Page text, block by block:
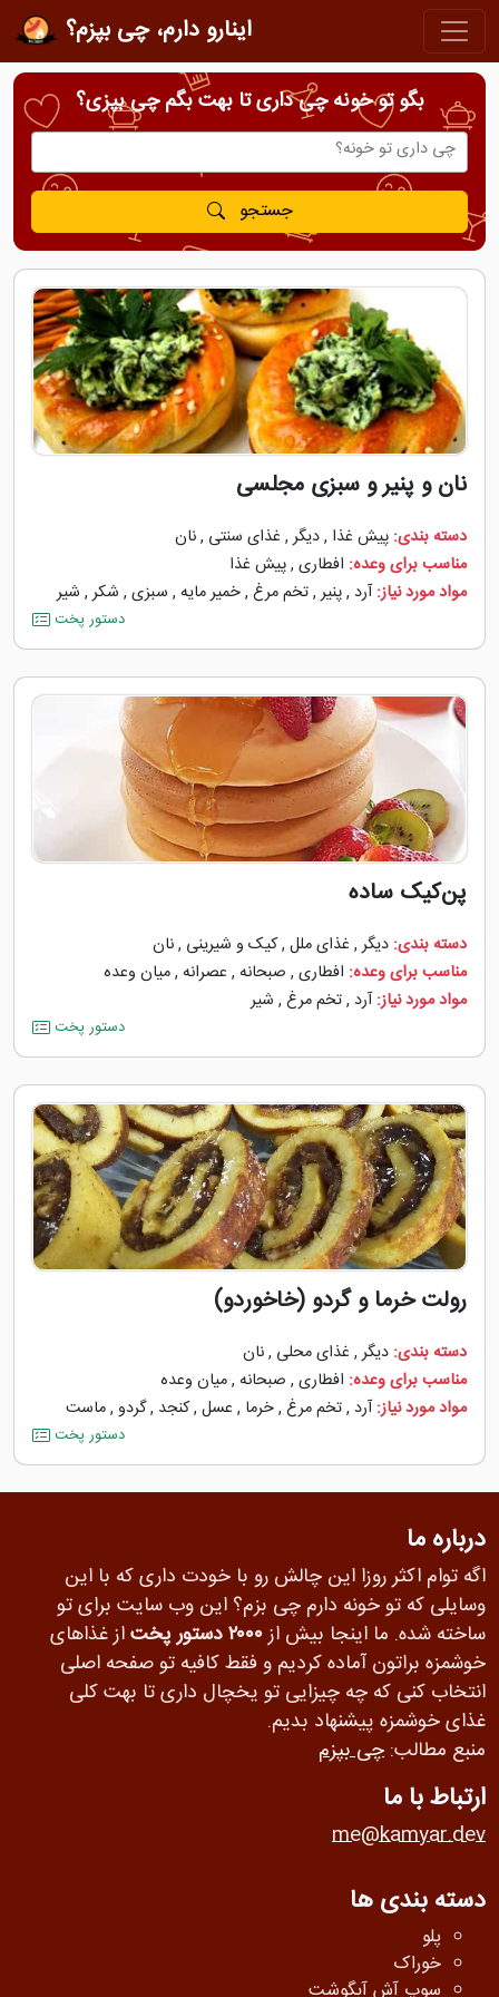
اینارو دارم، چی بپزم؟
بگو تو خونه چی داری تا بهت بگم چی بپزی؟
جستجو
نان و پنیر و سبزی مجلسی
دسته بندی: پیش غذا ,دیگر, غذای سنتی ,نان
مناسب برای وعده: افطاری ,پیش غذا
مواد مورد نیاز: آرد ,پنیر,تخم مرغ ,خمیر مایه , سبزی , شکر, شیر
دستور پخت
پن‌کیک ساده
دسته بندی: دیگر, غذای ملل ,کیک و شیرینی ,نان
مناسب برای وعده: افطاری , صبحانه , عصرانه ,میان وعده
مواد مورد نیاز: آرد ,تخم مرغ , شیر
دستور پخت
رولت خرما و گردو (خاخوردو)
دسته بندی: دیگر, غذای محلی ,نان
مناسب برای وعده: افطاری , صبحانه ,میان وعده
مواد مورد نیاز: آرد ,تخم مرغ ,خرما , عسل ,کنجد ,گردو ,ماست
دستور پخت
درباره ما
اگه توام اکثر روزا این چالش رو با خودت داری که با این
وسایلی که تو خونه دارم چی بزم؟ این وب سایت برای تو
ساخته شده. ما اینجا بیش از۲۰۰۰ دستور پخت
از غذاهای
خوشمزه براتون آماده کردیم و فقط کافیه تو صفحه اصلی
انتخاب کنی که چه چیزایی تو یخچال داری تا بهت کلی
غذای خوشمزه پیشنهاد بدیم.
منبع مطالب: چی بپزم
ارتباط با ما
me@kamyar.dev
دسته بندی ها
پلو
خوراک
سوپ آش آبگوشت